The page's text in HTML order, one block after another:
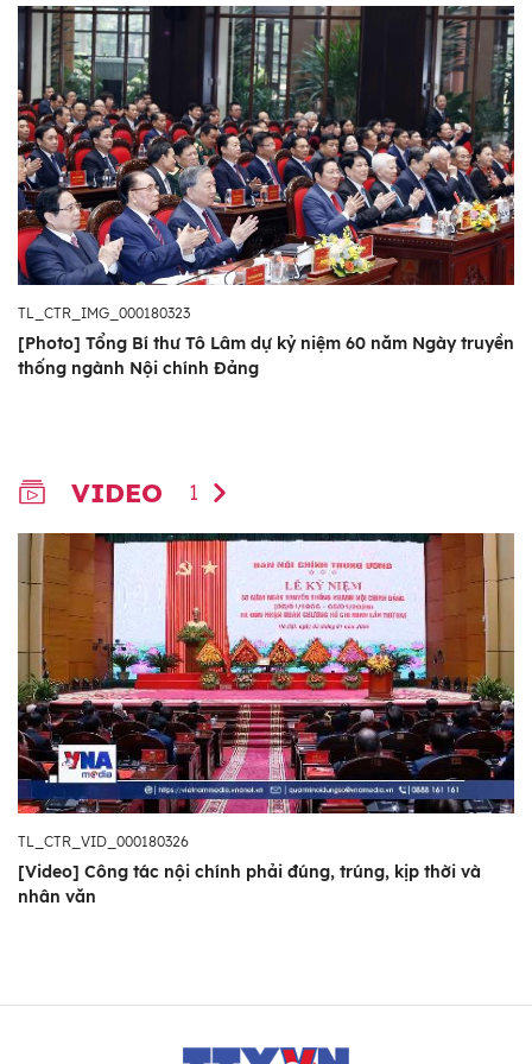
Đồng chí Phan Đình Trạc, Uỷ viên Bộ Chính trị, Bí
thư Trung ương Đảng, Trưởng Ban Nội chính Trung
ương đọc Diễn văn Lễ kỷ niệm (5/1/2026). Ảnh:
Phương Hoa - TTXVN
Diễn văn kỷ niệm, Ủy viên Bộ Chính trị, Bí thư
đường 60 năm ra đời chính thức của ngành
và trưởng thành, gắn liền với từng giai đoạn
lịch sử của cách mạng, mặc dù có những tên
gọi khác nhau, có thời gian được hợp nhất,
rồi tái lập; nhưng dưới sự lãnh đạo của Đảng,
các thế hệ cán bộ, công chức ngành Nội
chính Đảng đã vượt qua mọi khó khăn, thử
thách, đóng góp quan trọng vào sự nghiệp
xây dựng và bảo vệ Tổ quốc Việt Nam xã hội
chủ nghĩa.
Để đáp ứng yêu cầu công tác nội chính và
phòng, chống tham nhũng trong tình hình
Chính trị quyết định lập lại Ban Nội chính
Trung ương và trong năm 2013, 63 ban nội
TL_CTR_IMG_000180323
[Photo] Tổng Bí thư Tô Lâm dự kỷ niệm 60 năm Ngày truyền
thống ngành Nội chính Đảng
VIDEO 1
TL_CTR_VID_000180326
[Video] Công tác nội chính phải đúng, trúng, kịp thời và
nhân văn